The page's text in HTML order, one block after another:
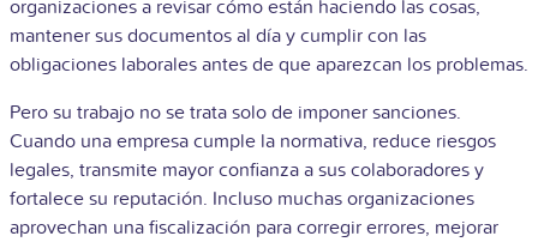
organizaciones a revisar cómo están haciendo las cosas,
mantener sus documentos al día y cumplir con las
obligaciones laborales antes de que aparezcan los problemas.
Pero su trabajo no se trata solo de imponer sanciones.
Cuando una empresa cumple la normativa, reduce riesgos
legales, transmite mayor confianza a sus colaboradores y
fortalece su reputación. Incluso muchas organizaciones
aprovechan una fiscalización para corregir errores, mejorar